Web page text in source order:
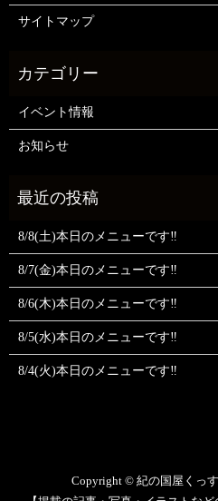
サイトマップ
イベント情報
お知らせ
8/8(土)本日のメニューです‼️
8/7(金)本日のメニューです‼️
8/6(木)本日のメニューです‼️
8/5(水)本日のメニューです‼️
8/4(火)本日のメニューです‼️
Copyright © 紀の国屋くっす